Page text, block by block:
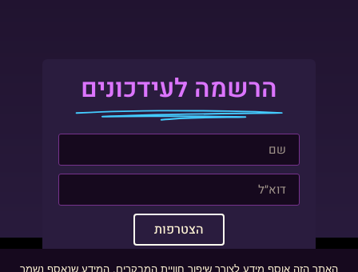
הרשמה לעידכונים
הצטרפות
האתר הזה אוסף מידע לצורך שיפור חוויית המבקרים. המידע שנאסף נשמר